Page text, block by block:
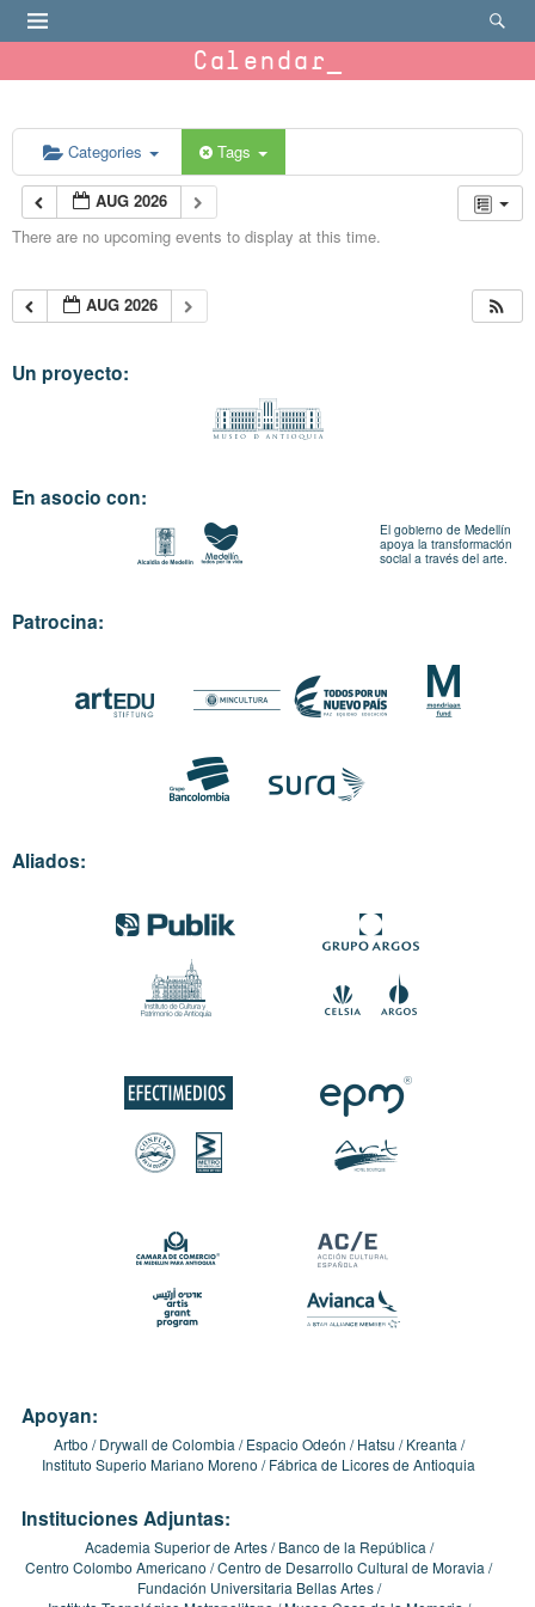
Calendar
Categories Tags
AUG 2026
There are no upcoming events to display at this time.
AUG 2026
Un proyecto:
En asocio con:
El gobierno de Medellín
apoya la transformación
social a través del arte.
Patrocina:
Aliados:
Apoyan:
Artbo Drywall de Colombia Espacio Odeón Hatsu
Kreanta
Instituto Superio Mariano Moreno
Fábrica de Licores de Antioquia
Instituciones Adjuntas:
Academia Superior de Artes
Banco de la República
Centro Colombo Americano Centro de Desarrollo Cultural de Moravia
Fundación Universitaria Bellas Artes